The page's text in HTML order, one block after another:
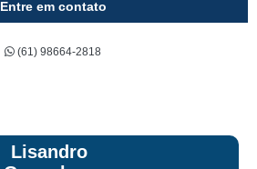
Entre em contato
(61) 98664-2818
Bruna Eduarda